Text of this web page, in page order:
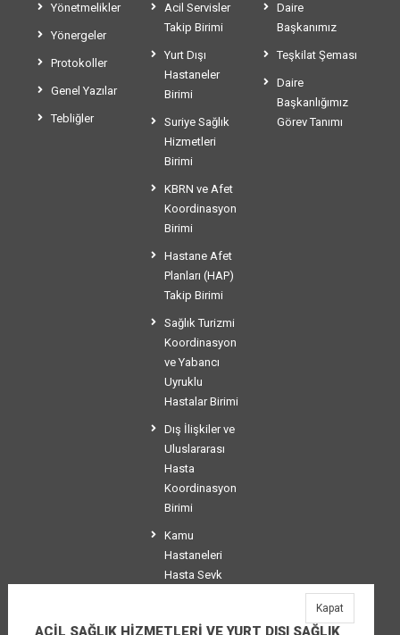
Yönetmelikler
Yönergeler
Protokoller
Genel Yazılar
Tebliğler
Acil Servisler
Takip Birimi
Yurt Dışı
Hastaneler
Birimi
Suriye Sağlık
Hizmetleri
Birimi
KBRN ve Afet
Koordinasyon
Birimi
Hastane Afet
Planları (HAP)
Takip Birimi
Sağlık Turizmi
Koordinasyon
ve Yabancı
Uyruklu
Hastalar Birimi
Dış İlişkiler ve
Uluslararası
Hasta
Koordinasyon
Birimi
Kamu
Hastaneleri
Hasta Sevk
Daire
Başkanımız
Teşkilat Şeması
Daire
Başkanlığımız
Görev Tanımı
ACİL SAĞLIK HİZMETLERİ VE YURT DIŞI SAĞLIK
Kapat